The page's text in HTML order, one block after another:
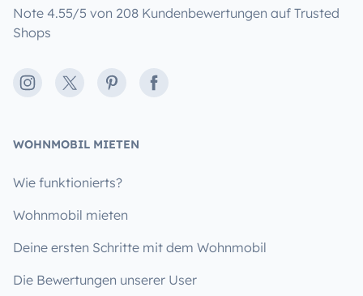
Note 4.55/5 von 208 Kundenbewertungen auf Trusted
Shops
Instagram
X PinterestFacebook
WOHNMOBIL MIETEN
Wie funktionierts?
Wohnmobil mieten
Deine ersten Schritte mit dem Wohnmobil
Die Bewertungen unserer User